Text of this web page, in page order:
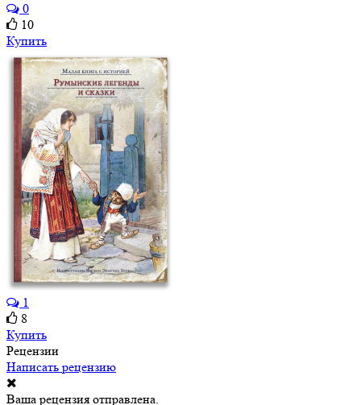
0
10
Купить
1
8
Купить
Рецензии
Написать рецензию
Ваша рецензия отправлена.